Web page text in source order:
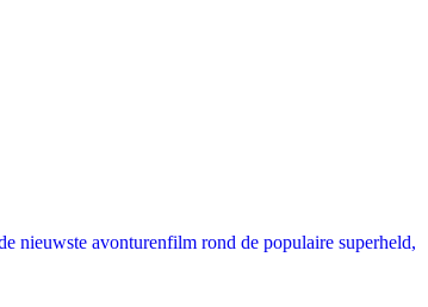
nieuwste avonturenfilm rond de populaire superheld,